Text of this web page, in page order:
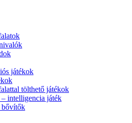
játékok
tölthető játékok
intelligencia játék
bővítők